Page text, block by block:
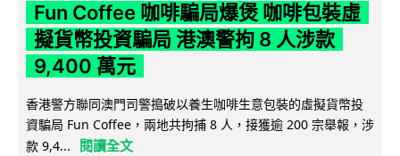
Fun Coffee 咖啡騙局爆煲 咖啡包裝虛
擬貨幣投資騙局 港澳警拘 8 人涉款
9,400 萬元
香港警方聯同澳門司警搗破以養生咖啡生意包裝的虛擬貨幣投
資騙局 Fun Coffee，兩地共拘捕 8 人，接獲逾 200 宗舉報，涉
款 9,4...
閱讀全文